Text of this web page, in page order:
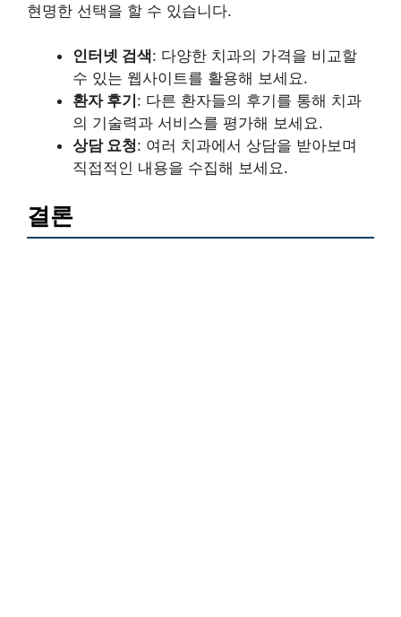
현명한 선택을 할 수 있습니다.
인터넷 검색: 다양한 치과의 가격을 비교할
수 있는 웹사이트를 활용해 보세요.
환자 후기 : 다른 환자들의 후기를 통해 치과
의 기술력과 서비스를 평가해 보세요.
상담 요청: 여러 치과에서 상담을 받아보며
직접적인 내용을 수집해 보세요.
결론